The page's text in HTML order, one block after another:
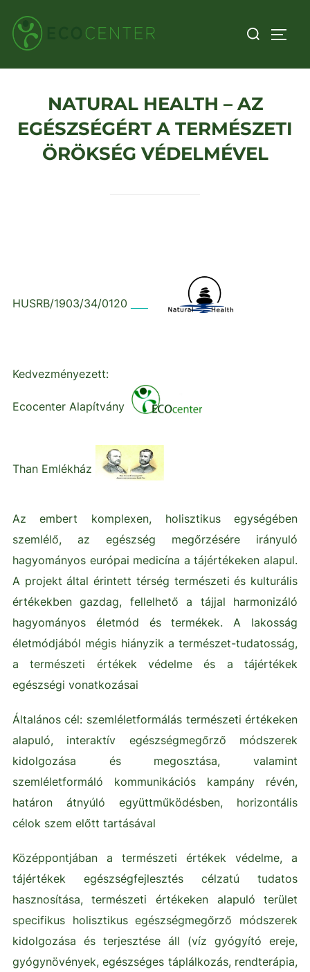
content
Search
NATURAL HEALTH – AZ
EGÉSZSÉGÉRT A TERMÉSZETI
ÖRÖKSÉG VÉDELMÉVEL
HUSRB/1903/34/0120
Kedvezményezett:
Ecocenter Alapítvány
Than Emlékház
Az embert komplexen, holisztikus egységében
szemlélő, az egészség megőrzésére irányuló
hagyományos európai medicína a tájértékeken alapul.
A projekt által érintett térség természeti és kulturális
értékekben gazdag, fellelhető a tájjal harmonizáló
hagyományos életmód és termékek. A lakosság
életmódjából mégis hiányzik a természet-tudatosság,
a természeti értékek védelme és a tájértékek
egészségi vonatkozásai
Általános cél: szemléletformálás természeti értékeken
alapuló, interaktív egészségmegőrző módszerek
kidolgozása és megosztása, valamint
szemléletformáló kommunikációs kampány révén,
határon átnyúló együttműködésben, horizontális
célok szem előtt tartásával
Középpontjában a természeti értékek védelme, a
tájértékek egészségfejlesztés célzatú tudatos
hasznosítása, természeti értékeken alapuló terület
specifikus holisztikus egészségmegőrző módszerek
kidolgozása és terjesztése áll (víz gyógyító ereje,
gyógynövények, egészséges táplálkozás, rendterápia,